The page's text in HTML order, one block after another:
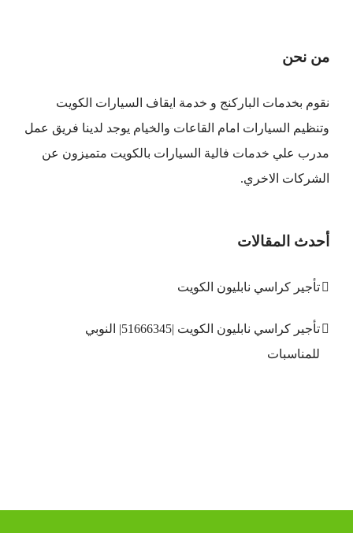
من نحن
نقوم بخدمات الباركنج و خدمة ايقاف السيارات الكويت
وتنظيم السيارات امام القاعات والخيام يوجد لدينا فريق عمل
مدرب علي خدمات فالية السيارات بالكويت متميزون عن
الشركات الاخري.
أحدث المقالات
تأجير كراسي نابليون الكويت
تأجير كراسي نابليون الكويت |51666345| النوبي
للمناسبات